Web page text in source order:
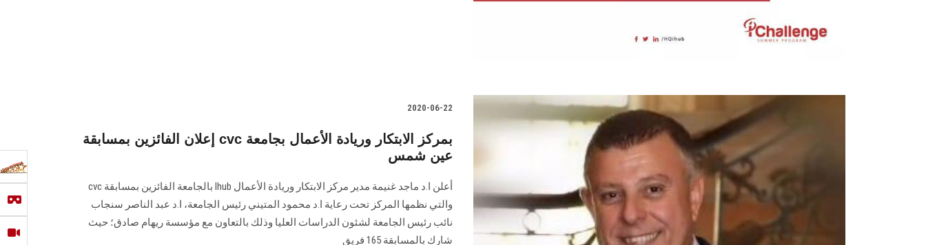
2020-06-22
إعلان الفائزين بمسابقة cvc بمركز الابتكار وريادة الأعمال بجامعة
عين شمس
أعلن ا.د ماجد غنيمة مدير مركز الابتكار وريادة الأعمال Ihub بالجامعة الفائزين بمسابقة cvc
والتي نظمها المركز تحت رعاية ا.د محمود المتيني رئيس الجامعة، ا.د عبد الناصر سنجاب
نائب رئيس الجامعة لشئون الدراسات العليا وذلك بالتعاون مع مؤسسة ريهام صادق؛ حيث
شارك بالمسابقة 165 فريق